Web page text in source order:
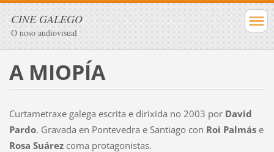
CINE GALEGO
O noso audiovisual
A MIOPÍA
Curtametraxe galega escrita e dirixida no 2003 por David
Pardo. Gravada en Pontevedra e Santiago con Roi Palmáse
Rosa Suárezcoma protagonistas.